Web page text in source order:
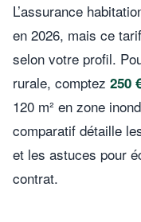
L’assurance
en 2026, mais ce
selon votre profil.
rurale, comptez 250
120 m² en zone
comparatif détaille
et les astuces pour
contrat.